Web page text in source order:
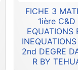
FICHE 3
1ière C&D
EQUATIONS
2nd DEGRE
R BY